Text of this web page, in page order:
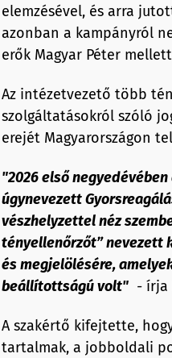
elemzésével, és arra
azonban a kampányról
erők Magyar Péter
Az intézetvezető több
szolgáltatásokról szóló
erejét Magyarországon
"2026 első
úgynevezett
vészhelyzettel néz
tényellenőrzőt” nevezett
és megjelölésére,
beállítottságú volt"- írja
A szakértő kifejtette,
tartalmak, a jobboldali